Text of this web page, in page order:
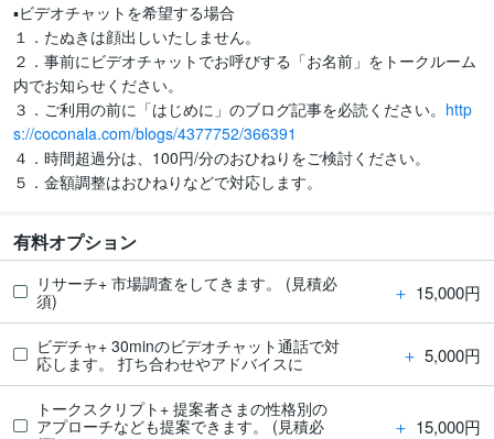
▪ビデオチャットを希望する場合
１．たぬきは顔出しいたしません。
２．事前にビデオチャットでお呼びする「お名前」をトークルーム
内でお知らせください。
３．ご利用の前に「はじめに」のブログ記事を必読ください。 http
s://coconala.com/blogs/4377752/366391
４．時間超過分は、100円/分のおひねりをご検討ください。
有料オプション
リサーチ+ 市場調査をしてきます。 (見積必
須)
＋ 15,000円
ビデチャ+ 30minのビデオチャット通話で対
応します。 打ち合わせやアドバイスに
＋ 5,000円
トークスクリプト+ 提案者さまの性格別の
アプローチなども提案できます。 (見積必
＋ 15,000円